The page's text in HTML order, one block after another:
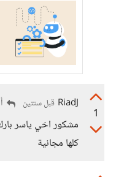
1
RiadJ قبل سنتين
مشكور اخي ياسر
كلها مجانية